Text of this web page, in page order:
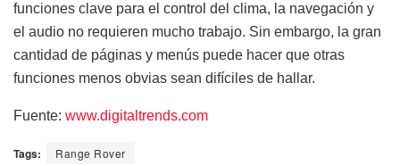
funciones clave para el control del clima, la navegación y
el audio no requieren mucho trabajo. Sin embargo, la gran
cantidad de páginas y menús puede hacer que otras
funciones menos obvias sean difíciles de hallar.
Fuente: www.digitaltrends.com
Tags: Range Rover